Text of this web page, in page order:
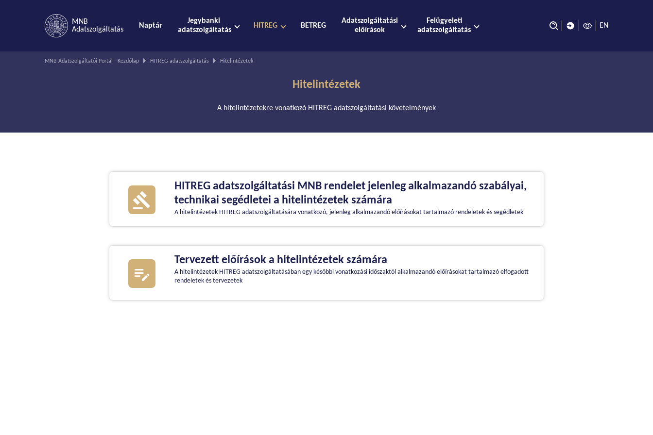
MNB
Adatszolgáltatás
Naptár
Jegybanki
adatszolgáltatás
HITREG BETREG
Adatszolgáltatási
előírások
Felügyeleti
adatszolgáltatás
EN
Ön
MNB Adatszolgáltatói Portál - Kezdőlap HITREG adatszolgáltatás Hitelintézetek
Hitelintézetek
A hitelintézetekre vonatkozó HITREG adatszolgáltatási követelmények
HITREG adatszolgáltatási MNB rendelet jelenleg alkalmazandó szabályai,
technikai segédletei a hitelintézetek számára
A hitelintézetek HITREG adatszolgáltatására vonatkozó, jelenleg alkalmazandó előírásokat tartalmazó rendeletek és segédletek
Tervezett előírások a hitelintézetek számára
A hitelintézetek HITREG adatszolgáltatásában egy későbbi vonatkozási időszaktól alkalmazandó előírásokat tartalmazó elfogadott
rendeletek és tervezetek